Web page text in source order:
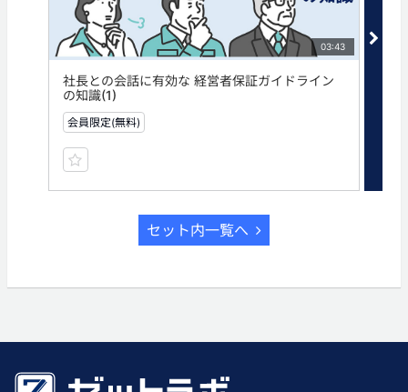
03:43
社長との会話に有効な 経営者保証ガイドライン
の知識(1)
会員限定(無料)
セット内一覧へ